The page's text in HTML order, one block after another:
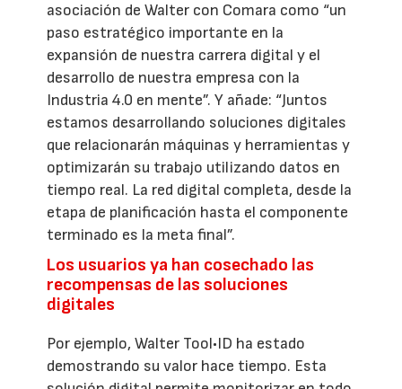
asociación de Walter con Comara como “un
paso estratégico importante en la
expansión de nuestra carrera digital y el
desarrollo de nuestra empresa con la
Industria 4.0 en mente”. Y añade: “Juntos
estamos desarrollando soluciones digitales
que relacionarán máquinas y herramientas y
optimizarán su trabajo utilizando datos en
tiempo real. La red digital completa, desde la
etapa de planificación hasta el componente
terminado es la meta final”.
Los usuarios ya han cosechado las
recompensas de las soluciones
digitales
Por ejemplo, Walter Tool•ID ha estado
demostrando su valor hace tiempo. Esta